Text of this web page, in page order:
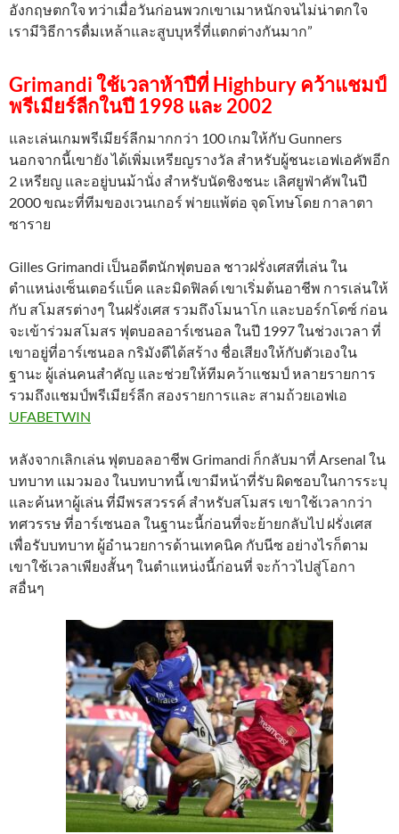
อังกฤษตกใจ ทว่าเมื่อวันก่อนพวกเขาเมาหนักจนไม่น่าตกใจ
เรามีวิธีการดื่มเหล้าและสูบบุหรี่ที่แตกต่างกันมาก”
Grimandi ใช้เวลาห้าปีที่ Highbury คว้าแชมป์
พรีเมียร์ลีกในปี 1998 และ 2002
และเล่นเกมพรีเมียร์ลีกมากกว่า 100 เกมให้กับ Gunners
นอกจากนี้เขายัง ได้เพิ่มเหรียญรางวัล สำหรับผู้ชนะเอฟเอคัพอีก
2 เหรียญ และอยู่บนม้านั่ง สำหรับนัดชิงชนะ เลิศยูฟ่าคัพในปี
2000 ขณะที่ทีมของเวนเกอร์ พ่ายแพ้ต่อ จุดโทษโดย กาลาตา
ซาราย
Gilles Grimandi เป็นอดีตนักฟุตบอล ชาวฝรั่งเศสที่เล่น ใน
ตำแหน่งเซ็นเตอร์แบ็ค และมิดฟิลด์ เขาเริ่มต้นอาชีพ การเล่นให้
กับ สโมสรต่างๆ ในฝรั่งเศส รวมถึงโมนาโก และบอร์กโดซ์ ก่อน
จะเข้าร่วมสโมสร ฟุตบอลอาร์เซนอล ในปี 1997 ในช่วงเวลา ที่
เขาอยู่ที่อาร์เซนอล กริมังดีได้สร้าง ชื่อเสียงให้กับตัวเองใน
ฐานะ ผู้เล่นคนสำคัญ และช่วยให้ทีมคว้าแชมป์ หลายรายการ
รวมถึงแชมป์พรีเมียร์ลีก สองรายการและ สามถ้วยเอฟเอ
UFABETWIN
หลังจากเลิกเล่น ฟุตบอลอาชีพ Grimandi ก็กลับมาที่ Arsenal ใน
บทบาท แมวมอง ในบทบาทนี้ เขามีหน้าที่รับ ผิดชอบในการระบุ
และค้นหาผู้เล่น ที่มีพรสวรรค์ สำหรับสโมสร เขาใช้เวลากว่า
ทศวรรษ ที่อาร์เซนอล ในฐานะนี้ก่อนที่จะย้ายกลับไป ฝรั่งเศส
เพื่อรับบทบาท ผู้อำนวยการด้านเทคนิค กับนีซ อย่างไรก็ตาม
เขาใช้เวลาเพียงสั้นๆ ในตำแหน่งนี้ก่อนที่ จะก้าวไปสู่โอกา
สอื่นๆ